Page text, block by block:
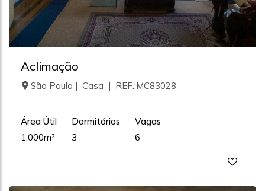
Aclimação
São Paulo | Casa | REF.:MC83028
Área Útil
1.000m²
Dormitórios
3
Vagas
6